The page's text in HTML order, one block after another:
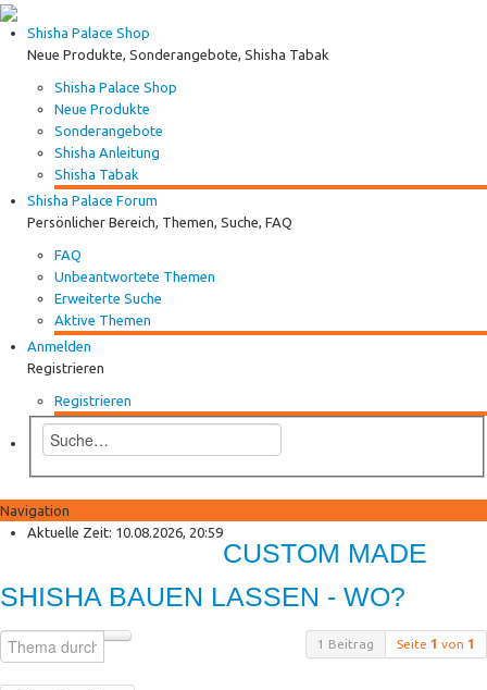
Shisha Palace Shop
Neue Produkte, Sonderangebote, Shisha Tabak
Shisha Palace Shop
Neue Produkte
Sonderangebote
Shisha Anleitung
Shisha Tabak
Shisha Palace Forum
Persönlicher Bereich, Themen, Suche, FAQ
FAQ
Unbeantwortete Themen
Erweiterte Suche
Aktive Themen
Anmelden
Registrieren
Registrieren
Navigation
Anmelden
Neue Produkte
Aktuelle Zeit: 10.08.2026, 20:59
CUSTOM MADE
SHISHA BAUEN LASSEN - WO?
1 Beitrag Seite 1 von 1